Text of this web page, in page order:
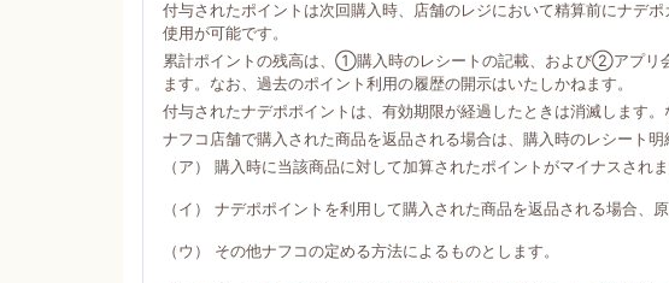
付与されたポイントは次回購入時、店舗のレジにおいて精算前にナデ
使用が可能です。
累計ポイントの残高は、①購入時のレシートの記載、および②アプリ
ます。なお、過去のポイント利用の履歴の開示はいたしかねます。
付与されたナデポポイントは、有効期限が経過したときは消滅します
ナフコ店舗で購入された商品を返品される場合は、購入時のレシート
（ア） 購入時に当該商品に対して加算されたポイントがマイナスされま
（イ） ナデポポイントを利用して購入された商品を返品される場合、
（ウ） その他ナフコの定める方法によるものとします。